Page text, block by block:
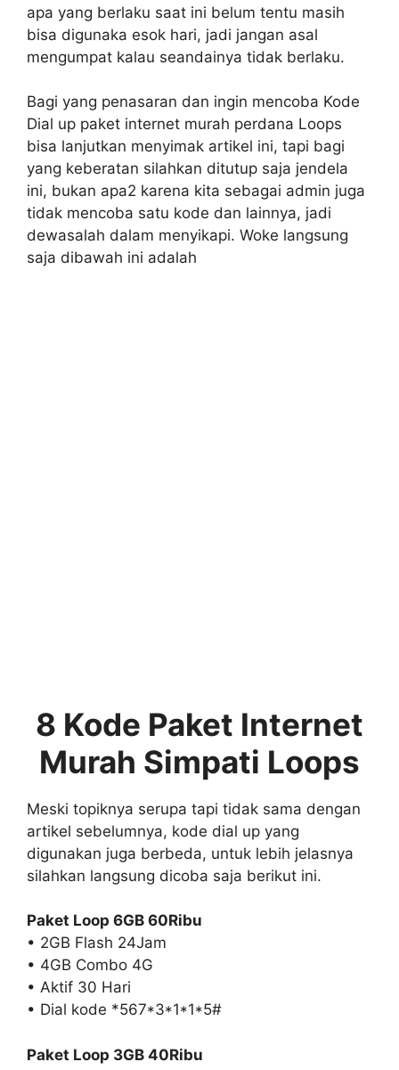
apa yang berlaku saat ini belum tentu masih
bisa digunaka esok hari, jadi jangan asal
mengumpat kalau seandainya tidak berlaku.
Bagi yang penasaran dan ingin mencoba Kode
Dial up paket internet murah perdana Loops
bisa lanjutkan menyimak artikel ini, tapi bagi
yang keberatan silahkan ditutup saja jendela
ini, bukan apa2 karena kita sebagai admin juga
tidak mencoba satu kode dan lainnya, jadi
dewasalah dalam menyikapi. Woke langsung
saja dibawah ini adalah
8 Kode Paket Internet
Murah Simpati Loops
Meski topiknya serupa tapi tidak sama dengan
artikel sebelumnya, kode dial up yang
digunakan juga berbeda, untuk lebih jelasnya
silahkan langsung dicoba saja berikut ini.
Paket Loop 6GB 60Ribu
• 2GB Flash 24Jam
• 4GB Combo 4G
• Aktif 30 Hari
• Dial kode *567*3*1*1*5#
Paket Loop 3GB 40Ribu